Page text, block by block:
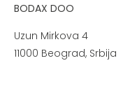
BODAX DOO
Uzun Mirkova 4
11000 Beograd, Srbija